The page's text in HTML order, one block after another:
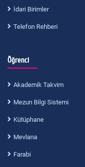
İdari Birimler
Telefon Rehberi
Öğrenci
Akademik Takvim
Mezun Bilgi Sistemi
Kütüphane
Mevlana
Farabi